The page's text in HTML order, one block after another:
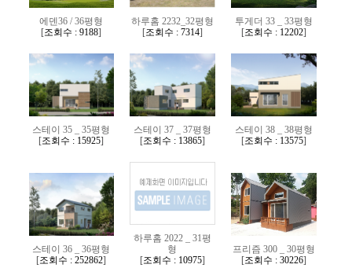
시공사례
고객센터
공지사항
FAQ
자료실
카다록
견적요청
에덴36 / 36평형
[조회수 : 9188]
하루홈 2232_32평형
[조회수 : 7314]
투게더 33 _ 33평형
[조회수 : 12202]
스테이 35 _ 35평형
[조회수 : 15925]
스테이 37 _ 37평형
[조회수 : 13865]
스테이 38 _ 38평형
[조회수 : 13575]
스테이 36 _ 36평형
[조회수 : 252862]
하루홈 2022 _ 31평
형
[조회수 : 10975]
프리즘 300 _ 30평형
[조회수 : 30226]